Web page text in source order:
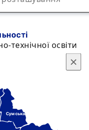
×
технічної освіти
Сумська
×